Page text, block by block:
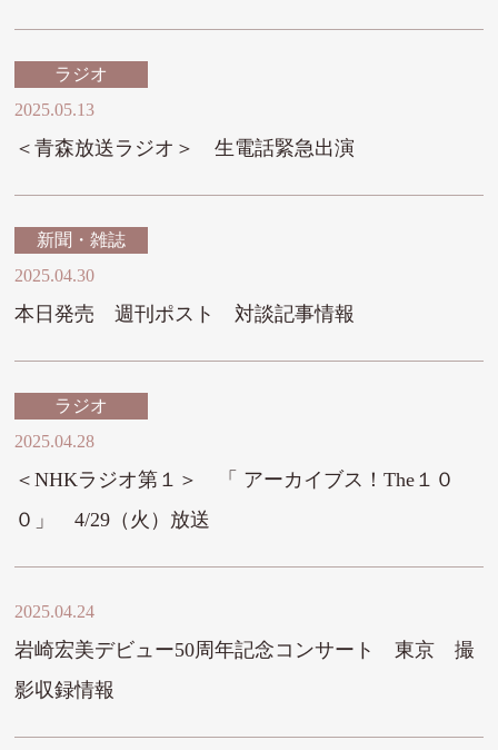
ラジオ
2025.05.13
＜青森放送ラジオ＞ 生電話緊急出演
新聞・雑誌
2025.04.30
本日発売 週刊ポスト 対談記事情報
ラジオ
2025.04.28
＜NHKラジオ第１＞ 「 アーカイブス！The１０
０」 4/29（火）放送
2025.04.24
岩崎宏美デビュー50周年記念コンサート 東京 撮
影収録情報